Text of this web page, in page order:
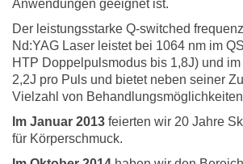
Anwendungen geeignet ist.
Der leistungsstarke Q-switched
Nd:YAG Laser leistet bei 1064 nm im
HTP Doppelpulsmodus bis 1,8J) und
2,2J pro Puls und bietet neben seiner
Vielzahl von
Im Januar 2013 feierten wir 20 Jahre
für Körperschmuck.